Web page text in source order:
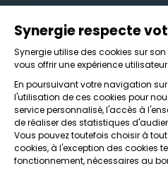
Icône d'illustration
Candidats
Entreprises
Icône d'illustration
Nos agences
Icône d'illustration
Conditions générales
Protection des données
Lanceur d'alertes